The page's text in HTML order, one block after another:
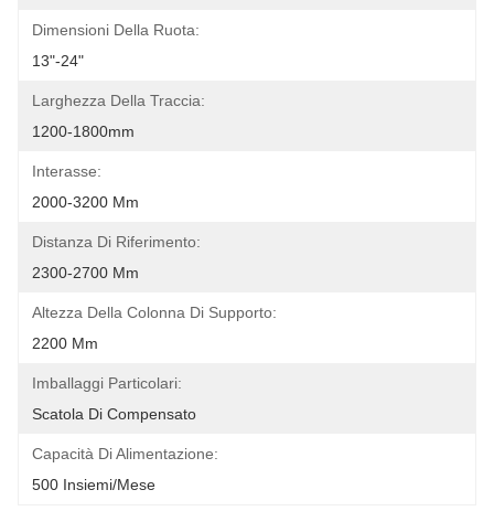
Dimensioni Della Ruota:
13"-24"
Larghezza Della Traccia:
1200-1800mm
Interasse:
2000-3200 Mm
Distanza Di Riferimento:
2300-2700 Mm
Altezza Della Colonna Di Supporto:
2200 Mm
Imballaggi Particolari:
Scatola Di Compensato
Capacità Di Alimentazione:
500 Insiemi/mese